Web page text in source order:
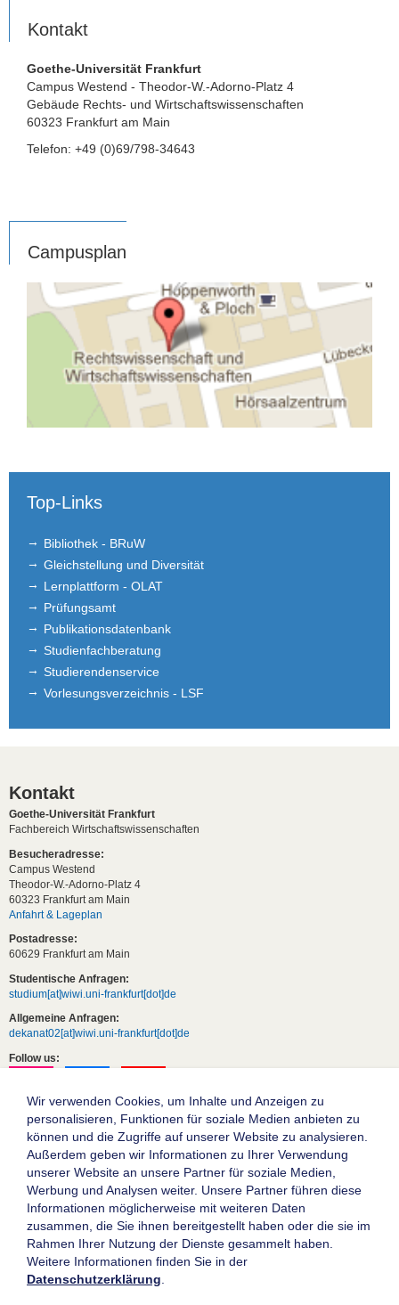
Kontakt
Goethe-Universität Frankfurt
Campus Westend - Theodor-W.-Adorno-Platz 4
Gebäude Rechts- und Wirtschaftswissenschaften
60323 Frankfurt am Main
Telefon: +49 (0)69/798-34643
Campusplan
Top-Links
Bibliothek - BRuW
Gleichstellung und Diversität
Lernplattform - OLAT
Prüfungsamt
Publikationsdatenbank
Studienfachberatung
Studierendenservice
Vorlesungsverzeichnis - LSF
Kontakt
Goethe-Universität Frankfurt
Fachbereich Wirtschaftswissenschaften
Besucheradresse:
Campus Westend
Theodor-W.-Adorno-Platz 4
60323 Frankfurt am Main
Anfahrt & Lageplan
Postadresse:
60629 Frankfurt am Main
Studentische Anfragen:
studium[at]wiwi.uni-frankfurt[dot]de
Allgemeine Anfragen:
dekanat02[at]wiwi.uni-frankfurt[dot]de
Follow us:
Die Goethe-Universität Frankfurt am Main
Impressum
Datenschutz
Wir verwenden Cookies, um Inhalte und Anzeigen zu
personalisieren, Funktionen für soziale Medien anbieten zu
können und die Zugriffe auf unserer Website zu analysieren.
Außerdem geben wir Informationen zu Ihrer Verwendung
unserer Website an unsere Partner für soziale Medien,
Werbung und Analysen weiter. Unsere Partner führen diese
Informationen möglicherweise mit weiteren Daten
zusammen, die Sie ihnen bereitgestellt haben oder die sie im
Rahmen Ihrer Nutzung der Dienste gesammelt haben.
Weitere Informationen finden Sie in der
Datenschutzerklärung